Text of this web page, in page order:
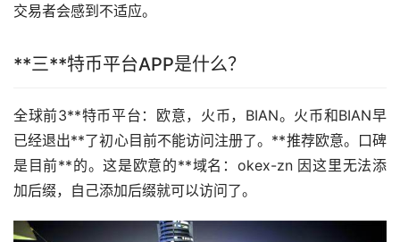
交易者会感到不适应。
**三**特币平台APP是什么？
全球前3**特币平台： 欧意， 火币，BIAN。火币和BIAN早
已经退出**了初心目前不能访问注册了。**推荐欧意。口碑
是目前**的。这是欧意的**域名：okex-zn 因这里无法添
加后缀，自己添加后缀就可以访问了。